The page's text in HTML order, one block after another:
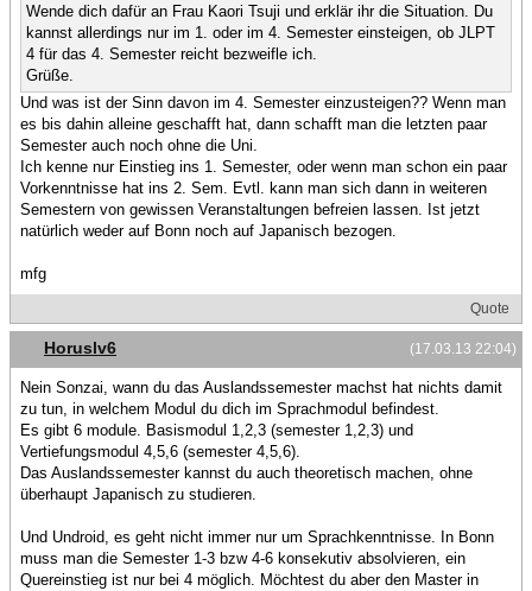
Wende dich dafür an Frau Kaori Tsuji und erklär ihr die Situation. Du
kannst allerdings nur im 1. oder im 4. Semester einsteigen, ob JLPT
4 für das 4. Semester reicht bezweifle ich.
Grüße.
Und was ist der Sinn davon im 4. Semester einzusteigen?? Wenn man
es bis dahin alleine geschafft hat, dann schafft man die letzten paar
Semester auch noch ohne die Uni.
Ich kenne nur Einstieg ins 1. Semester, oder wenn man schon ein paar
Vorkenntnisse hat ins 2. Sem. Evtl. kann man sich dann in weiteren
Semestern von gewissen Veranstaltungen befreien lassen. Ist jetzt
natürlich weder auf Bonn noch auf Japanisch bezogen.
mfg
Quote
(17.03.13 22:04)
Horuslv6
Nein Sonzai, wann du das Auslandssemester machst hat nichts damit
zu tun, in welchem Modul du dich im Sprachmodul befindest.
Es gibt 6 module. Basismodul 1,2,3 (semester 1,2,3) und
Vertiefungsmodul 4,5,6 (semester 4,5,6).
Das Auslandssemester kannst du auch theoretisch machen, ohne
überhaupt Japanisch zu studieren.
Und Undroid, es geht nicht immer nur um Sprachkenntnisse. In Bonn
muss man die Semester 1-3 bzw 4-6 konsekutiv absolvieren, ein
Quereinstieg ist nur bei 4 möglich. Möchtest du aber den Master in